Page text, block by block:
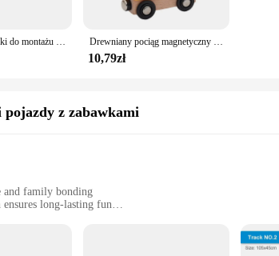
Drewniane zabawki do montażu torów kolejowych dla wszystkich pociągów Thomas Mostek samochodowy Światło drogowe Buk Drewniana kolejka Dziecko Kreatywna zabawka Drewniany pociąg magnetyczny Samolot Drewniany tor Kolejowy helikopter Samochód Ciężarówka Akcesoria Zabawka dla dzieci Dopasuj drewniane tory Biro
10,79zł
pojazdy z zabawkami
and family bonding
long-lasting fun
tracks for a complete set